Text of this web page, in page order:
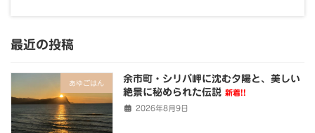
最近の投稿
あゆごはん
余市町・シリパ岬に沈む夕陽と、美しい
絶景に秘められた伝説 新着!!
2026年8月9日